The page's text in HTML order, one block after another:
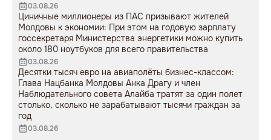
03.08.26
Циничные миллионеры из ПАС призывают жителей
Молдовы к экономии: При этом на годовую зарплату
госсекретаря Министерства энергетики можно купить
около 180 ноутбуков для всего правительства
03.08.26
Десятки тысяч евро на авиаполёты бизнес-классом:
Глава Нацбанка Молдовы Анка Драгу и член
Наблюдательного совета Алайба тратят за один полет
столько, сколько не зарабатывают тысячи граждан за
год
03.08.26